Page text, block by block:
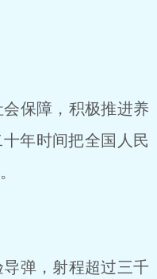
保障，积极推进养
年时间把全国人民
弹，射程超过三千